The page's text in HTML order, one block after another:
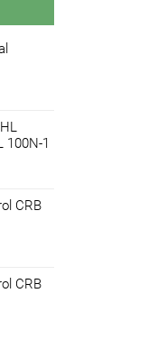
100N-1
CRB
CRB